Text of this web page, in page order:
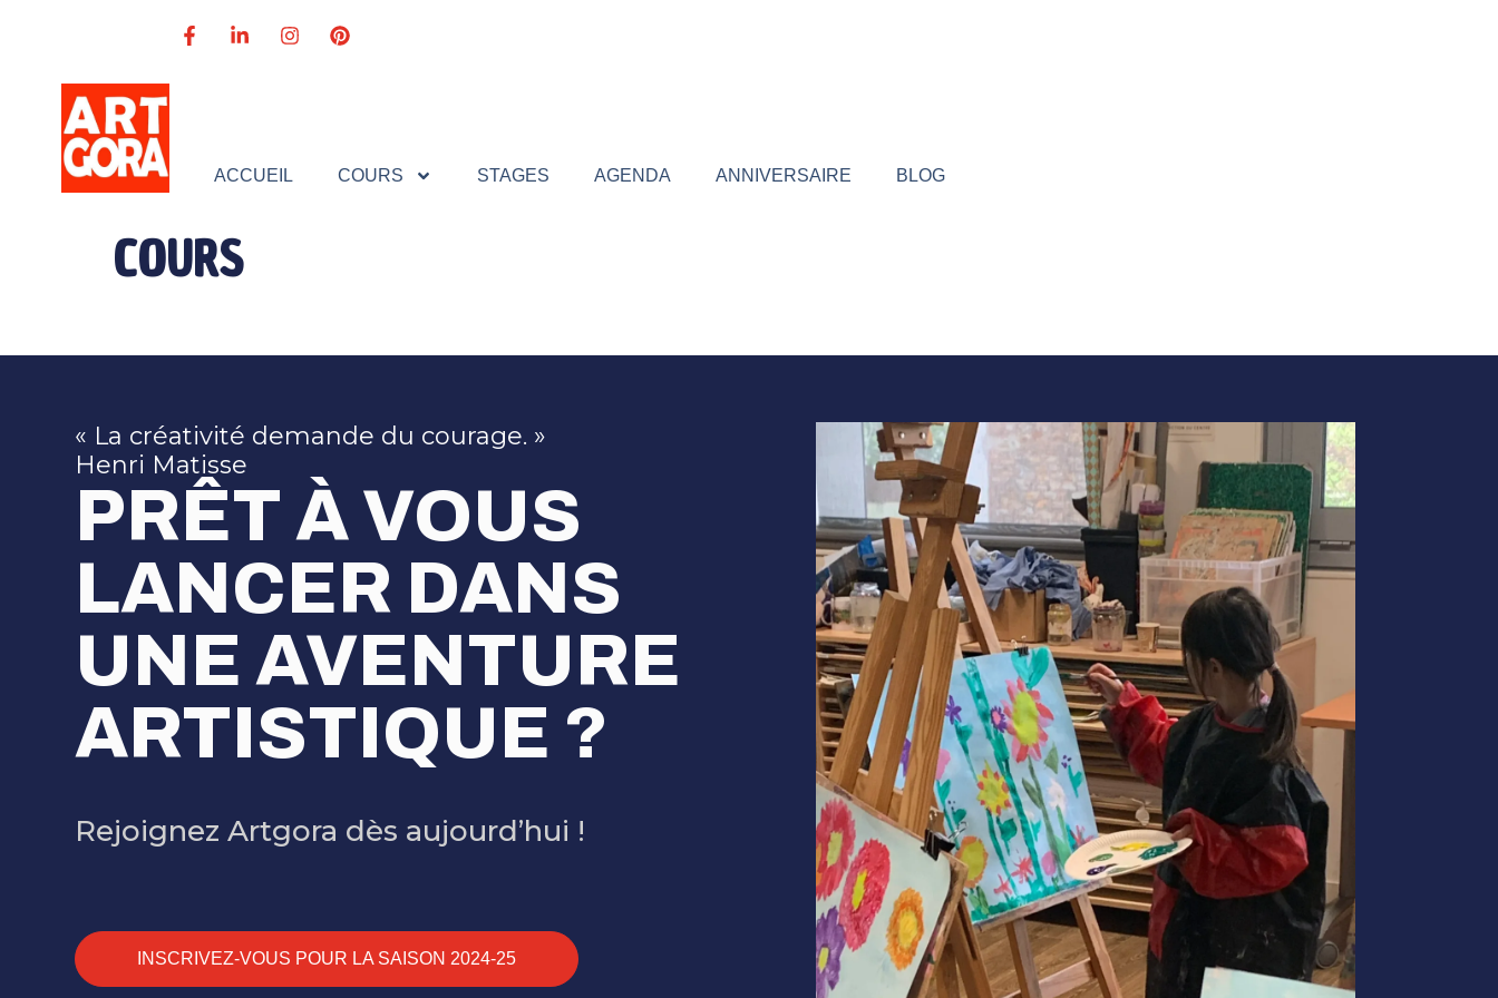
ACCUEIL COURS STAGES AGENDA ANNIVERSAIRE BLOG
COURS
« La créativité demande du courage. »
Henri Matisse
PRÊT À VOUS
LANCER DANS
UNE AVENTURE
ARTISTIQUE ?
Rejoignez Artgora dès aujourd’hui !
INSCRIVEZ-VOUS POUR LA SAISON 2024-25